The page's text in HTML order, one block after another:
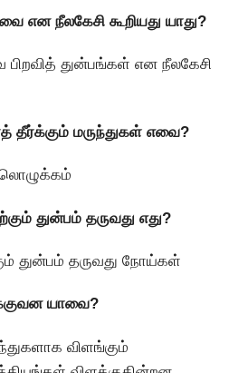
என நீலகேசி கூறியது யாது?
துன்பங்கள் என நீலகேசி
தீர்க்கும் மருந்துகள் எவை?
துன்பம் தருவது எது?
துன்பம் தருவது நோய்கள்
யாவை?
விளங்கும்